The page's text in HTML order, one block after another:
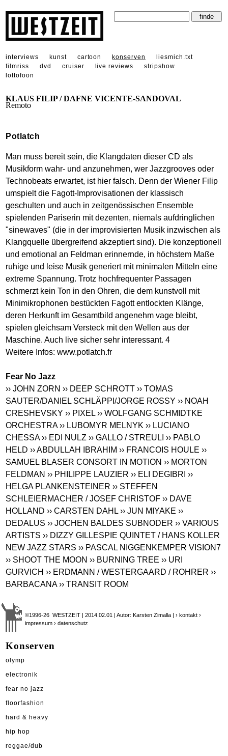
interviews kunst cartoon konserven
liesmich.txt
filmriss
dvd cruiser live reviews
stripshow
lottofoon
KLAUS FILIP / DAFNE VICENTE-SANDOVAL
Remoto
Potlatch
Man muss bereit sein, die Klangdaten dieser CD als
Musikform wahr- und anzunehmen, wer Jazzgrooves oder
Technobeats erwartet, ist hier falsch. Denn der Wiener Filip
umspielt die Fagott-Improvisationen der klassisch
geschulten und auch in zeitgenössischen Ensemble
spielenden Pariserin mit dezenten, niemals aufdringlichen
"sinewaves" (die in der improvisierten Musik inzwischen als
Klangquelle übergreifend akzeptiert sind). Die konzeptionell
und emotional an Feldman erinnernde, in höchstem Maße
ruhige und leise Musik generiert mit minimalen Mitteln eine
extreme Spannung. Trotz hochfrequenter Passagen
schmerzt kein Ton in den Ohren, die dem kunstvoll mit
Minimikrophonen bestückten Fagott entlockten Klänge,
deren Herkunft im Gesamtbild angenehm vage bleibt,
spielen gleichsam Versteck mit den Wellen aus der
Maschine. Auch live sicher sehr interessant. 4
Weitere Infos:www.potlatch.fr
Fear No Jazz
›› JOHN ZORN ›› DEEP SCHROTT ›› TOMAS
SAUTER/DANIEL SCHLÄPPI/JORGE ROSSY ›› NOAH
CRESHEVSKY ›› PIXEL ›› WOLFGANG SCHMIDTKE
ORCHESTRA ›› LUBOMYR MELNYK ›› LUCIANO
CHESSA ›› EDI NULZ ›› GALLO / STREULI ›› PABLO
HELD ›› ABDULLAH IBRAHIM ›› FRANCOIS HOULE ››
SAMUEL BLASER CONSORT IN MOTION ›› MORTON
FELDMAN ›› PHILIPPE LAUZIER ›› ELI DEGIBRI ››
HELGA PLANKENSTEINER ›› STEFFEN
SCHLEIERMACHER / JOSEF CHRISTOF ›› DAVE
HOLLAND ›› CARSTEN DAHL ›› JUN MIYAKE ››
DEDALUS ›› JOCHEN BALDES SUBNODER ›› VARIOUS
ARTISTS ›› DIZZY GILLESPIE QUINTET / HANS KOLLER
NEW JAZZ STARS ›› PASCAL NIGGENKEMPER VISION7
›› SHOOT THE MOON ›› BURNING TREE ›› URI
GURVICH ›› ERDMANN / WESTERGAARD / ROHRER ››
BARBACANA ›› TRANSIT ROOM
©1996-26 WESTZEIT | 2014.02.01 | Autor: Karsten Zimalla |› kontakt ›
impressum › datenschutz
Konserven
olymp
electronik
fear no jazz
floorfashion
hard & heavy
hip hop
reggae/dub